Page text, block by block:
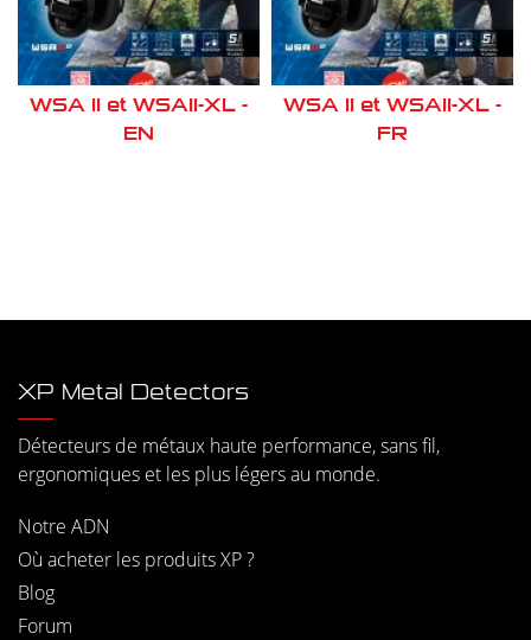
WSA II et WSAII-XL -
EN
WSA II et WSAII-XL -
FR
XP Metal Detectors
Détecteurs de métaux haute performance, sans fil,
ergonomiques et les plus légers au monde.
Notre ADN
Où acheter les produits XP ?
Blog
Forum